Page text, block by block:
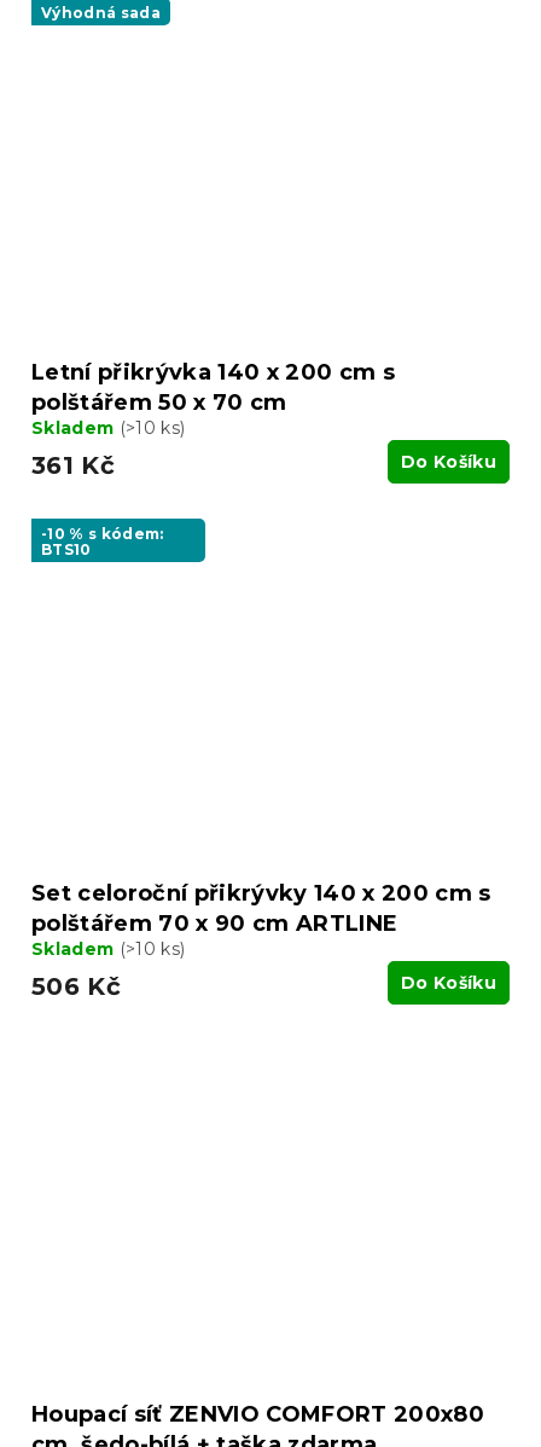
Výhodná sada
Letní přikrývka 140 x 200 cm s
polštářem 50 x 70 cm
Skladem (>10 ks)
361 Kč Do Košíku
-10 % s kódem:
BTS10
Set celoroční přikrývky 140 x 200 cm s
polštářem 70 x 90 cm ARTLINE
Skladem (>10 ks)
506 Kč Do Košíku
Houpací síť ZENVIO COMFORT 200x80